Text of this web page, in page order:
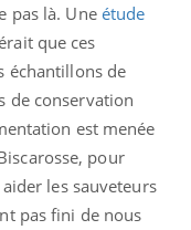
pas là. Uneétude
que ces
échantillons de
de conservation
est menée
pour
les sauveteurs
pas fini de nous